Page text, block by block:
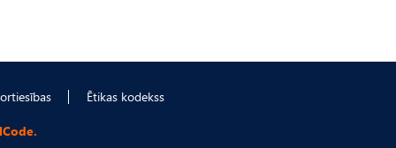
Ētikas kodekss